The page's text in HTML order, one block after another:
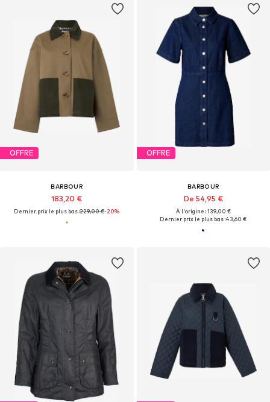
OFFRE
BARBOUR
183,20 €
Dernier prix le plus bas :229,00 €-20%
OFFRE
BARBOUR
De 54,95 €
À l'origine : 139,00 €
Dernier prix le plus bas :43,60 €